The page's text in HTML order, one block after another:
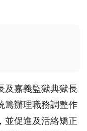
及嘉義監獄典獄長
籌辦理職務調整作
並促進及活絡矯正